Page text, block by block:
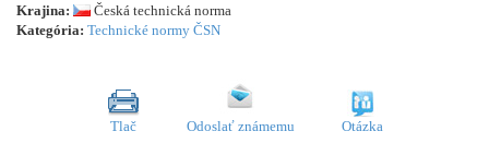
Krajina:
Česká technická norma
Kategória: Technické normy ČSN
Tlač Odoslať známemu Otázka